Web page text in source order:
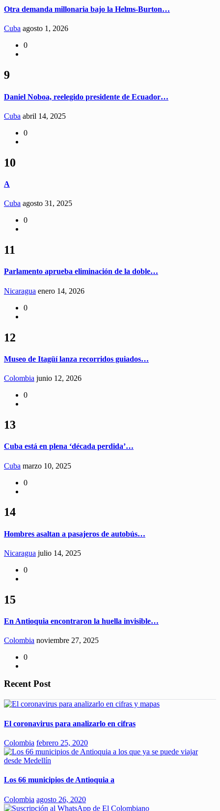
Otra demanda millonaria bajo la Helms-Burton…
Cuba agosto 1, 2026
0
9
Daniel Noboa, reelegido presidente de Ecuador…
Cuba abril 14, 2025
0
10
A
Cuba agosto 31, 2025
0
11
Parlamento aprueba eliminación de la doble…
Nicaragua enero 14, 2026
0
12
Museo de Itagüí lanza recorridos guiados…
Colombia junio 12, 2026
0
13
Cuba está en plena ‘década perdida’…
Cuba marzo 10, 2025
0
14
Hombres asaltan a pasajeros de autobús…
Nicaragua julio 14, 2025
0
15
En Antioquia encontraron la huella invisible…
Colombia noviembre 27, 2025
0
Recent Post
El coronavirus para analizarlo en cifras
Colombia febrero 25, 2020
Los 66 municipios de Antioquia a
Colombia agosto 26, 2020